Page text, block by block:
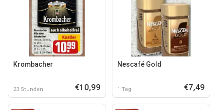
Krombacher
23 Stunden €10,99
Nescafé Gold
1 Tag €7,49